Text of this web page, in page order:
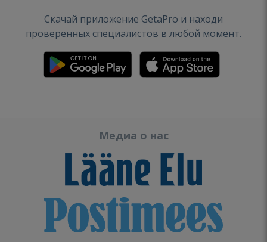
Скачай приложение GetaPro и находи
проверенных специалистов в любой момент.
Медиа о нас